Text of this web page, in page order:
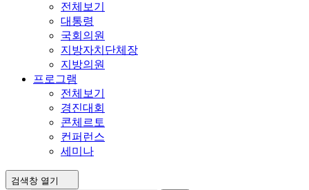
전체보기
대통령
국회의원
지방자치단체장
지방의원
프로그램
전체보기
경진대회
콘체르토
컨퍼런스
세미나
검색창 열기